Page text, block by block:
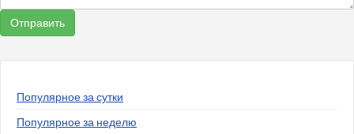
Популярное за сутки
Популярное за неделю